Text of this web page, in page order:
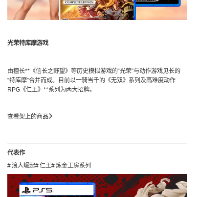
光荣特库摩游戏
由擅长**《信长之野望》等历史模拟游戏的“光荣”与动作游戏见长的
“特库摩”合并而成。目前以一骑当千的《无双》系列及高难度动作
RPG《仁王》**系列为两大招牌。
查看架上的商品
代表作
浪人崛起
仁王 炼金工房系列